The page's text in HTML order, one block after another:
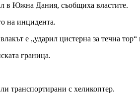
в Южна Дания, съобщиха властите.
на инцидента.
е „ударил цистерна за течна тор“
граница.
транспортирани с хеликоптер.